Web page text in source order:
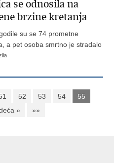
se odnosila na
brzine kretanja
su se 74 prometne
a pet osoba smrtno je stradalo
52 53 54
55
» »»